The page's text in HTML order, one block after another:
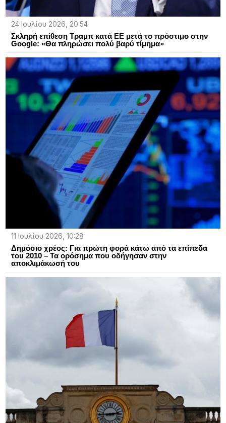
24 Ιουλίου 2026, 20:54
Σκληρή επίθεση Τραμπ κατά ΕΕ μετά το πρόστιμο στην
Google: «Θα πληρώσει πολύ βαρύ τίμημα»
11 Ιουλίου 2026, 10:28
Δημόσιο χρέος: Για πρώτη φορά κάτω από τα επίπεδα
του 2010 – Τα ορόσημα που οδήγησαν στην
αποκλιμάκωσή του